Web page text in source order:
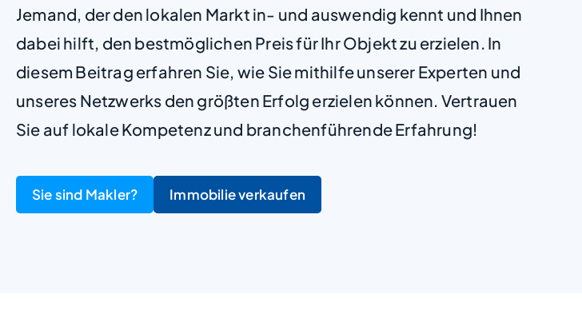
Jemand, der den lokalen Markt in- und auswendig kennt und Ihnen
dabei hilft, den bestmöglichen Preis für Ihr Objekt zu erzielen. In
diesem Beitrag erfahren Sie, wie Sie mithilfe unserer Experten und
unseres Netzwerks den größten Erfolg erzielen können. Vertrauen
Sie auf lokale Kompetenz und branchenführende Erfahrung!
Sie sind Makler? Immobilie verkaufen